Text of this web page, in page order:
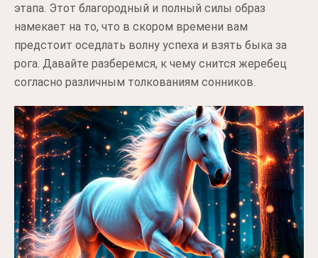
этапа. Этот благородный и полный силы образ
намекает на то, что в скором времени вам
предстоит оседлать волну успеха и взять быка за
рога. Давайте разберемся, к чему снится жеребец
согласно различным толкованиям сонников.